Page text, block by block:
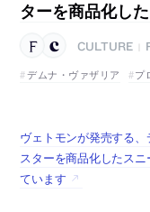
ターを商品化し
CULTURE
デムナ・ヴァザリア
プ
ヴェトモンが発売する
スターを商品化したス
ています